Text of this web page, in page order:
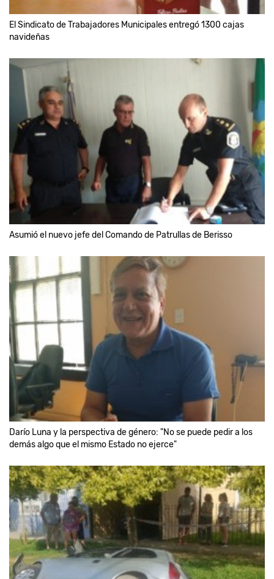
El Sindicato de Trabajadores Municipales entregó 1300 cajas
navideñas
Asumió el nuevo jefe del Comando de Patrullas de Berisso
Darío Luna y la perspectiva de género: "No se puede pedir a los
demás algo que el mismo Estado no ejerce"